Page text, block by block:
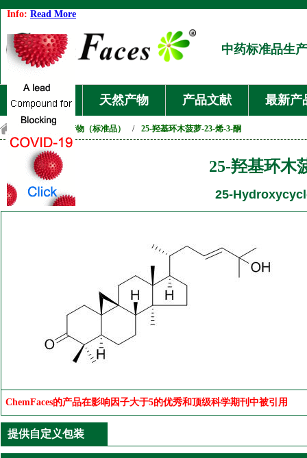
Info: Read More
中药标准品生
首页 天然产物 产品文献 最新产
天然产物（标准品） / 25-羟基环木菠萝-23-烯-3-酮
25-羟基环木
25-
ChemFaces的产品在影响因子大于5的优秀和顶级科学期刊中被引用
提供自定义包装